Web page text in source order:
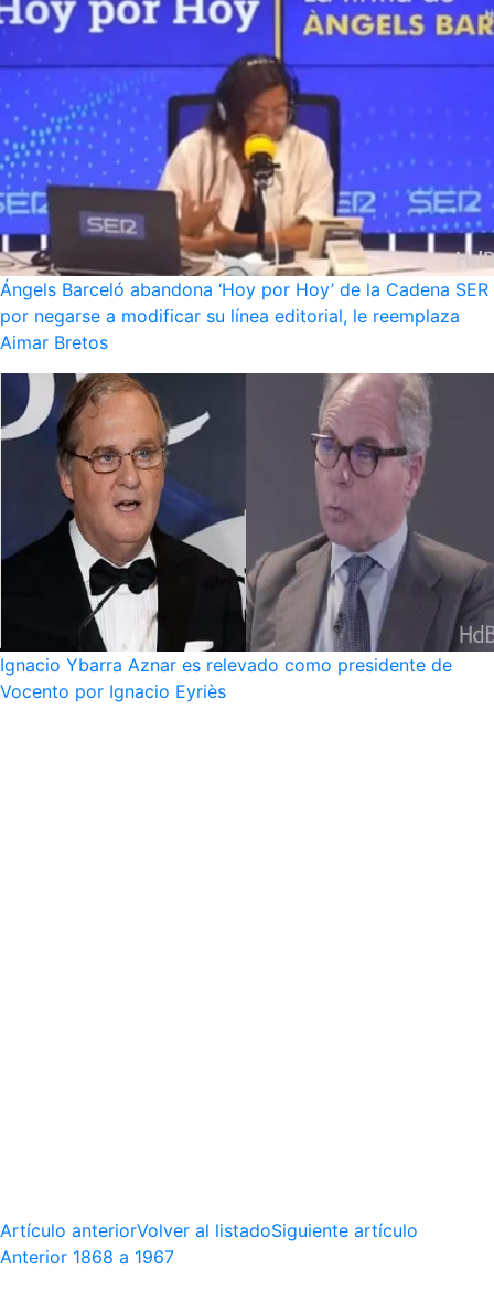
Ángels Barceló abandona ‘Hoy por Hoy’ de la Cadena SER
por negarse a modificar su línea editorial, le reemplaza
Aimar Bretos
Ignacio Ybarra Aznar es relevado como presidente de
Vocento por Ignacio Eyriès
Artículo anteriorVolver al listadoSiguiente artículo
Anterior 1868 a 1967